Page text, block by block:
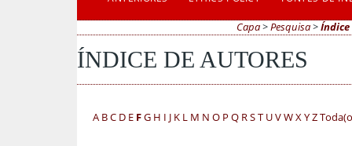
Capa>Pesquisa>Índice
ÍNDICE DE AUTORES
A BC D E FG H I J K L M N O P Q RST UVWXYZ